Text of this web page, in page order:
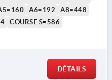
A6=192
A8=448
COURSE S=586
DÉTAILS